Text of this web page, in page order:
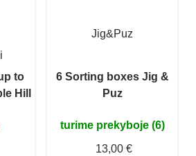
to
Hill
Jig&Puz
6 Sorting boxes Jig &
Puz
turime prekyboje (6)
13,00 €